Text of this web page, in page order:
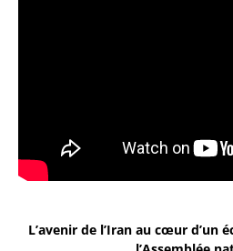
L’avenir de l’Iran au cœur d’un